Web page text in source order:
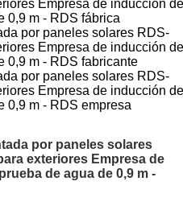
por paneles solares
exteriores Empresa de
de agua de 0,9 m -